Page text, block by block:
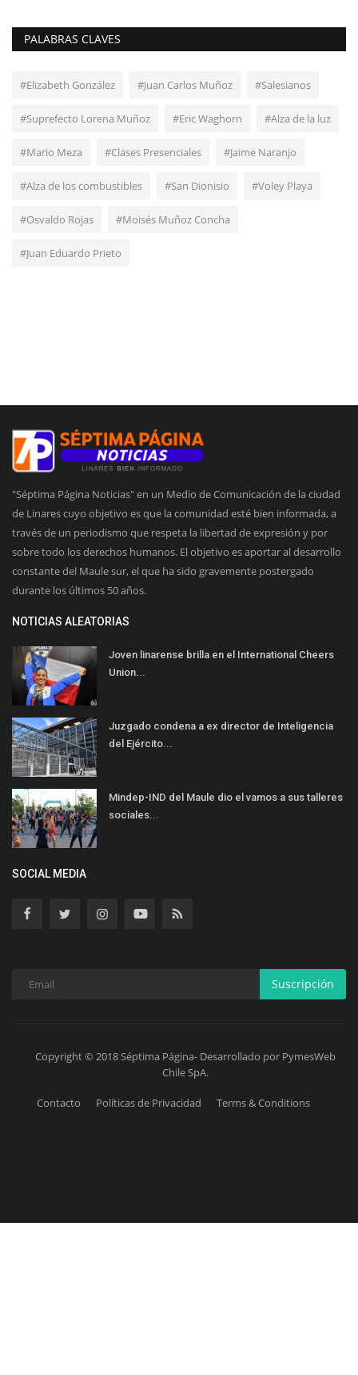
PALABRAS CLAVES
#Elizabeth González #Juan Carlos Muñoz #Salesianos
#Suprefecto Lorena Muñoz #Eric Waghorn #Alza de la luz
#Mario Meza #Clases Presenciales #Jaime Naranjo
#Alza de los combustibles #San Dionisio #Voley Playa
#Osvaldo Rojas #Moisés Muñoz Concha
#Juan Eduardo Prieto
"Séptima Página Noticias" en un Medio de Comunicación de la ciudad
de Linares cuyo objetivo es que la comunidad esté bien informada, a
través de un periodismo que respeta la libertad de expresión y por
sobre todo los derechos humanos. El objetivo es aportar al desarrollo
constante del Maule sur, el que ha sido gravemente postergado
durante los últimos 50 años.
NOTICIAS ALEATORIAS
Joven linarense brilla en el International Cheers
Union...
Juzgado condena a ex director de Inteligencia
del Ejército...
Mindep-IND del Maule dio el vamos a sus talleres
sociales...
SOCIAL MEDIA
Suscripción
Copyright © 2018 Séptima Página- Desarrollado por PymesWeb
Chile SpA.
Contacto Políticas de Privacidad Terms & Conditions